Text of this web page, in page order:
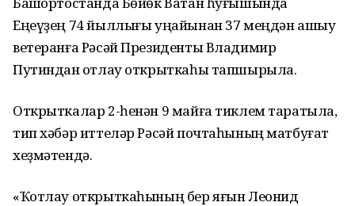
Еңеүҙең 74 йыллығы уңайынан 37 меңдән ашыу
ветеранға Рәсәй Президенты Владимир
Путиндан ҡотлау открыткаһы тапшырыла.
Открыткалар 2-һенән 9 майға тиклем таратыла,
тип хәбәр иттеләр Рәсәй почтаһының матбуғат
хеҙмәтендә.
«Ҡотлау открыткаһының бер яғын Леонид